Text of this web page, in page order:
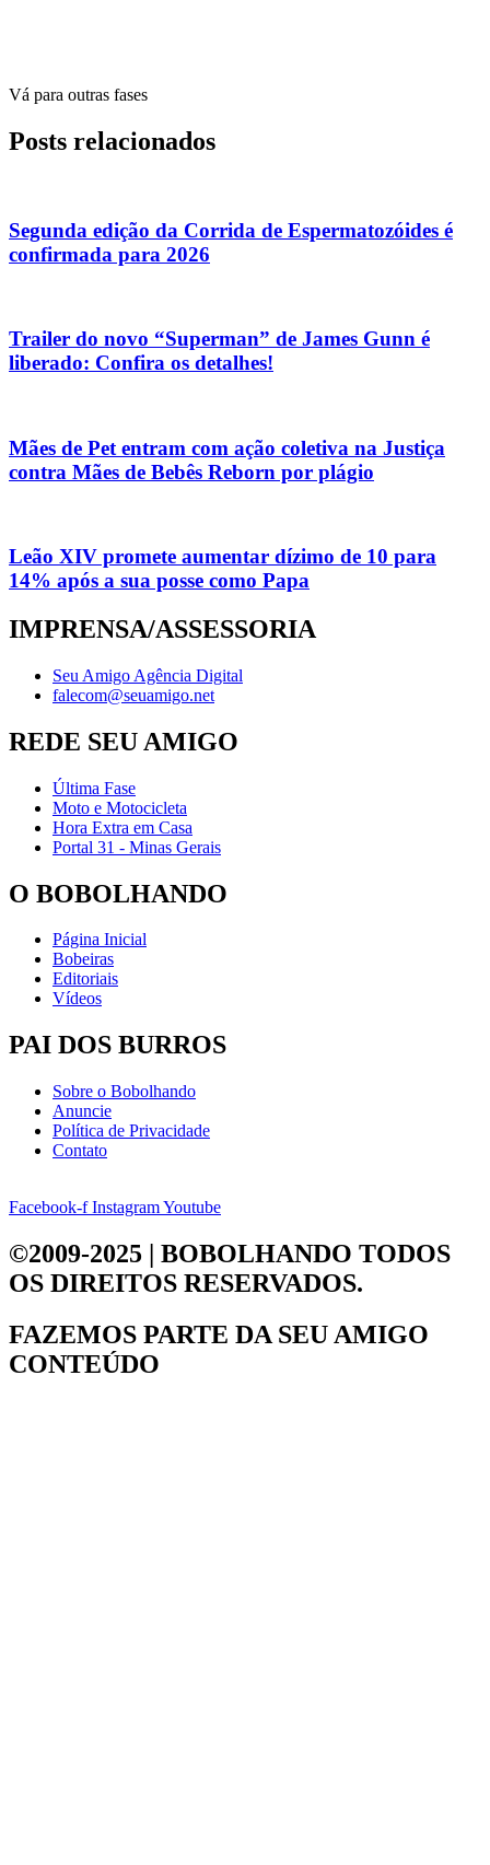
Vá para outras fases
Posts relacionados
Segunda edição da Corrida de Espermatozóides é
confirmada para 2026
Trailer do novo “Superman” de James Gunn é
liberado: Confira os detalhes!
Mães de Pet entram com ação coletiva na Justiça
contra Mães de Bebês Reborn por plágio
Leão XIV promete aumentar dízimo de 10 para
14% após a sua posse como Papa
IMPRENSA/ASSESSORIA
Seu Amigo Agência Digital
falecom@seuamigo.net
REDE SEU AMIGO
Última Fase
Moto e Motocicleta
Hora Extra em Casa
Portal 31 - Minas Gerais
O BOBOLHANDO
Página Inicial
Bobeiras
Editoriais
Vídeos
PAI DOS BURROS
Sobre o Bobolhando
Anuncie
Política de Privacidade
Contato
Facebook-f InstagramYoutube
©2009-2025 | BOBOLHANDO TODOS
OS DIREITOS RESERVADOS.
FAZEMOS PARTE DA SEU AMIGO
CONTEÚDO